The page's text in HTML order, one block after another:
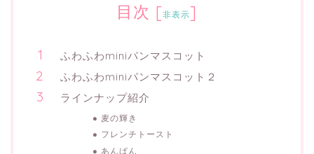
目次 [非表示]
ふわふわminiパンマスコット
ふわふわminiパンマスコット２
ラインナップ紹介
麦の輝き
フレンチトースト
あんぱん